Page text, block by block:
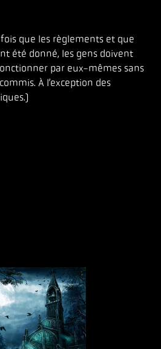
que les règlements et que
été donné, les gens doivent
par eux-mêmes sans
À l’exception des